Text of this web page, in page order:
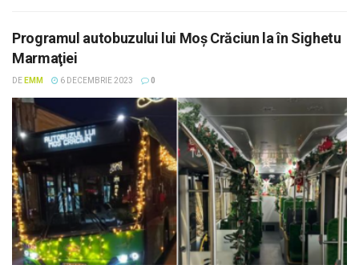
Programul autobuzului lui Moş Crăciun la în Sighetu
Marmaţiei
DE EMM 6 DECEMBRIE 2023 0